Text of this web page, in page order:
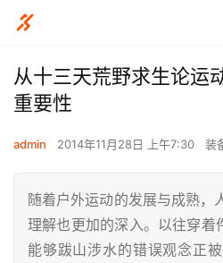
从十三天荒野求生论运
重要性
admin 2014年11月28日 上午7:30 装
随着户外运动的发展与成熟，
理解也更加的深入。以往穿
能够跋山涉水的错误观念正